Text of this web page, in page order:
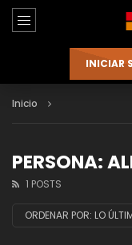
Inicio
PERSONA:
1 POSTS
ORDENAR POR: LO